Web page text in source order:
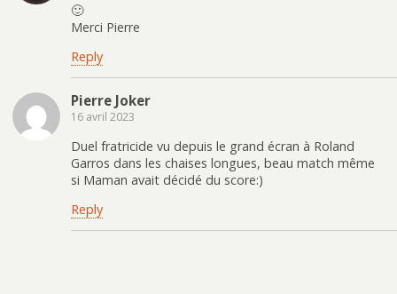
🙂
Merci Pierre
Reply
Pierre Joker
16 avril 2023
Duel fratricide vu depuis le grand écran à Roland
Garros dans les chaises longues, beau match même
si Maman avait décidé du score:)
Reply